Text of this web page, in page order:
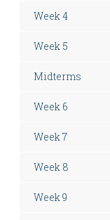
Week 4
Week 5
Midterms
Week 6
Week 7
Week 8
Week 9